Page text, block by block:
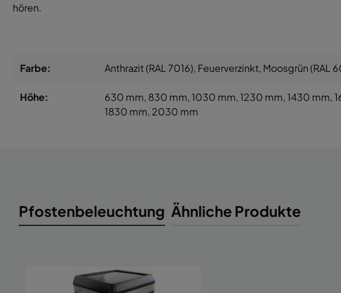
hören.
Farbe: Anthrazit (RAL 7016), Feuerverzinkt, Moosgrün (RAL
Höhe: 630 mm, 830 mm, 1030 mm, 1230 mm, 1430 mm,
1830 mm, 2030 mm
Pfostenbeleuchtung Ähnliche Produkte